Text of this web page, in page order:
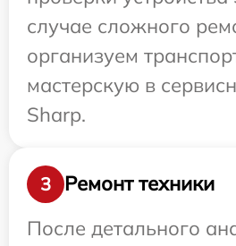
случае сложного
организуем
мастерскую в
Sharp.
3
Ремонт техники
После детального